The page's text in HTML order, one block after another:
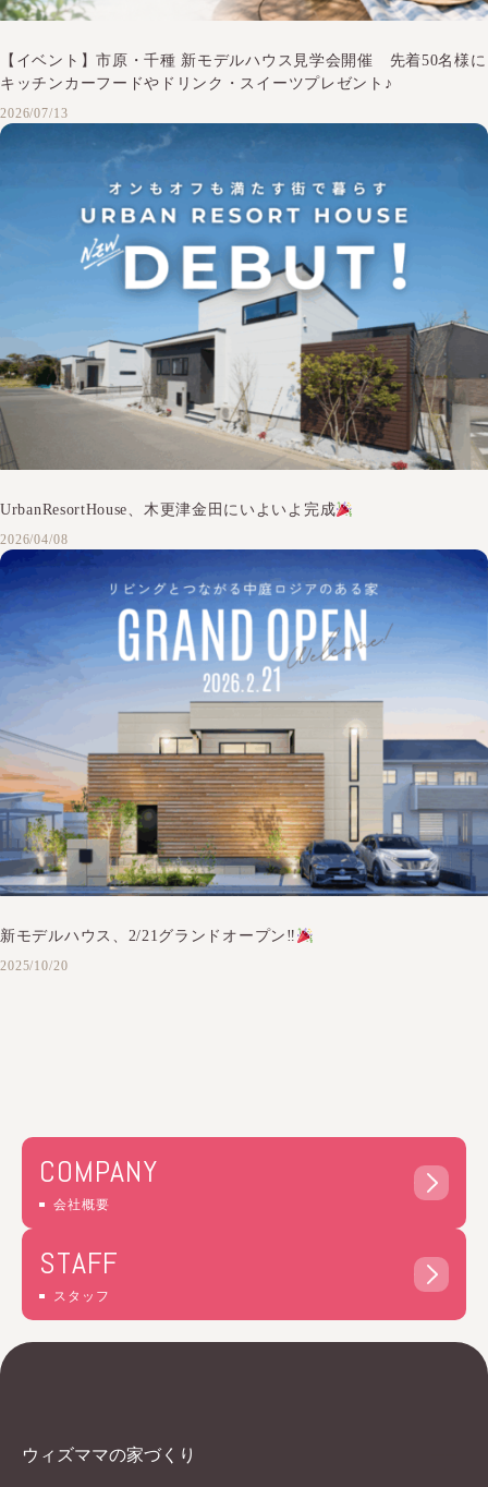
【イベント】市原・千種 新モデルハウス見学会開催 先着50名様に
キッチンカーフードやドリンク・スイーツプレゼント♪
2026/07/13
UrbanResortHouse、木更津金田にいよいよ完成
2026/04/08
新モデルハウス、2/21グランドオープン‼
2025/10/20
COMPANY
会社概要
STAFF
スタッフ
ウィズママの家づくり